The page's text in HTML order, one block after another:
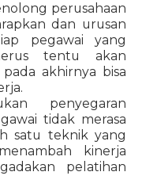
perusahaan
dan urusan
pegawai yang
tentu akan
akhirnya bisa
penyegaran
tidak merasa
satu teknik yang
kinerja
pelatihan